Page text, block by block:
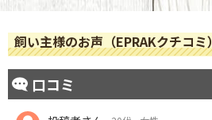
飼い主様のお声（EPRAKクチコミ）
口コミ